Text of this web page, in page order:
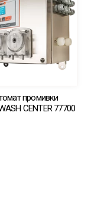
промивки
CENTER 77700